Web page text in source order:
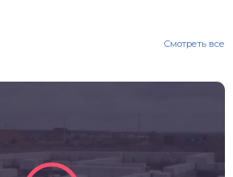
Смотреть все